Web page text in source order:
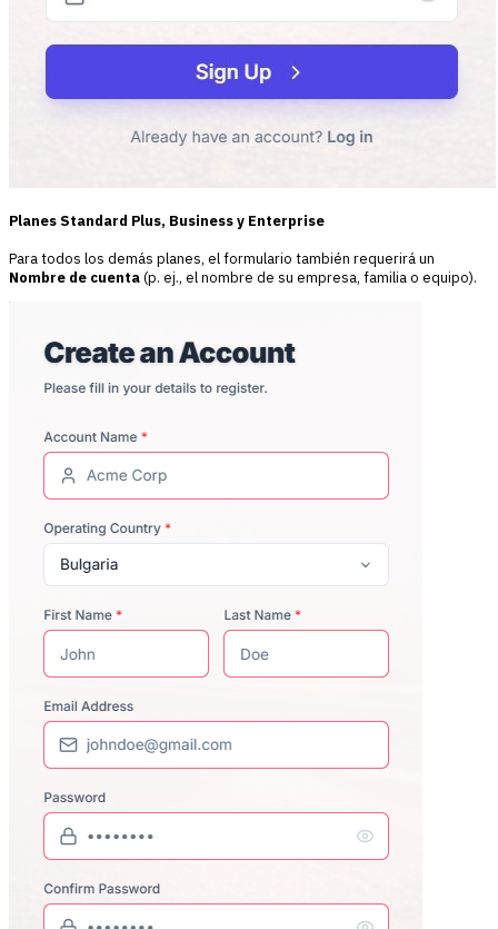
Planes Standard Plus, Business y Enterprise
Para todos los demás planes, el formulario también requerirá un
Nombre de cuenta(p. ej., el nombre de su empresa, familia o equipo).